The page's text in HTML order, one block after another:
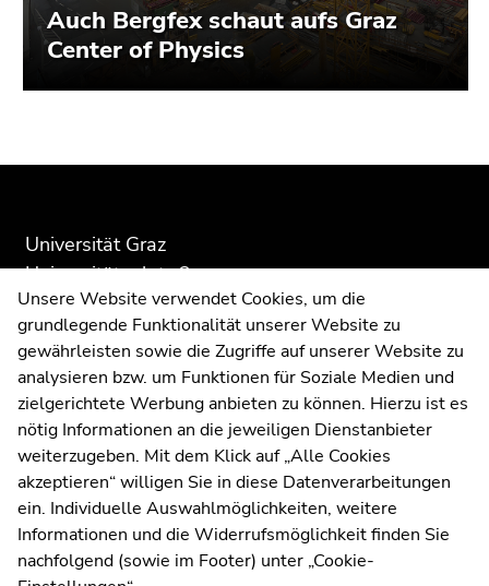
Auch Bergfex schaut aufs Graz
Center of Physics
Zusatzinformationen:
Universität Graz
Universitätsplatz 3
8010 Graz
Anfahrt und Kontakt
Kommunikation und Öffentlichkeitsarbeit
Moodle
UNIGRAZonline
Impressum
Datenschutzerklärung
Cookie-Einstellungen
Übersicht
Seitenbereiche
Übersicht
Seitenbereiche
Unsere Website verwendet Cookies, um die
grundlegende Funktionalität unserer Website zu
gewährleisten sowie die Zugriffe auf unserer Website zu
analysieren bzw. um Funktionen für Soziale Medien und
zielgerichtete Werbung anbieten zu können. Hierzu ist es
nötig Informationen an die jeweiligen Dienstanbieter
weiterzugeben. Mit dem Klick auf „Alle Cookies
akzeptieren“ willigen Sie in diese Datenverarbeitungen
ein. Individuelle Auswahlmöglichkeiten, weitere
Informationen und die Widerrufsmöglichkeit finden Sie
nachfolgend (sowie im Footer) unter „Cookie-